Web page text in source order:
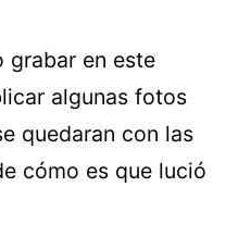
grabar en este
algunas fotos
quedaran con las
cómo es que lució